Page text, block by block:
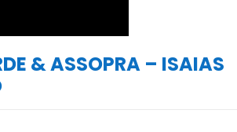
& ASSOPRA – ISAIAS